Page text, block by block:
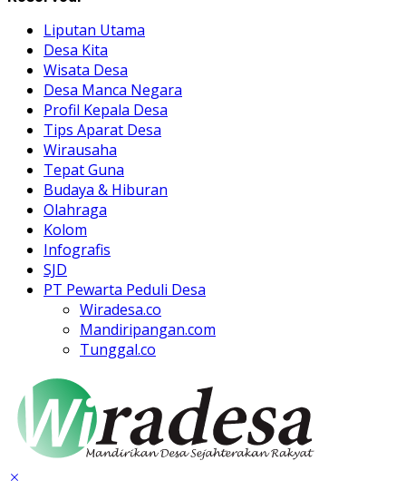
Liputan Utama
Desa Kita
Wisata Desa
Desa Manca Negara
Profil Kepala Desa
Tips Aparat Desa
Wirausaha
Tepat Guna
Budaya & Hiburan
Olahraga
Kolom
Infografis
SJD
PT Pewarta Peduli Desa
Wiradesa.co
Mandiripangan.com
Tunggal.co